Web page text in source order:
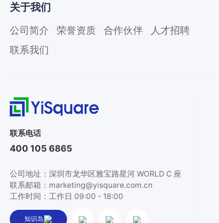
联系电话
400 105 6865
公司地址：深圳市龙华区雅宝路星河 WORLD C 座
联系邮箱：marketing@yisquare.com.cn
工作时间：工作日 09:00 - 18:00
知识岛
关于我们
公司简介 荣誉资质 合作伙伴
人才招聘
联系我们